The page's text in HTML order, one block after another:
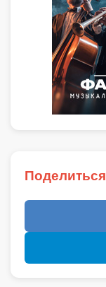
Поделиться